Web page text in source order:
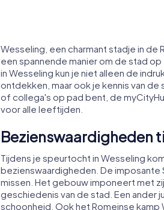
Wesseling, een charmant stadje in
een spannende manier om de stad
in Wesseling kun je niet alleen de
ontdekken, maar ook je kennis van
of collega's op pad bent, de
voor alle leeftijden.
Bezienswaardigheden
Tijdens je speurtocht in Wesseling
bezienswaardigheden. De imposante
missen. Het gebouw imponeert met
geschiedenis van de stad. Een ander
schoonheid. Ook het Romeinse